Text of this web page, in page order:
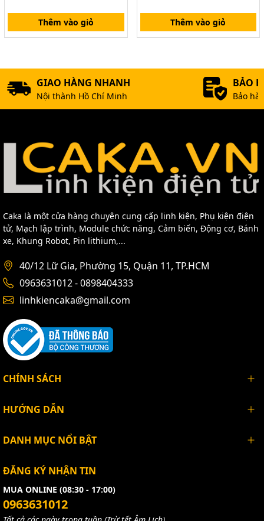
Thêm vào giỏ Thêm vào giỏ
GIAO HÀNG NHANH
Nội thành Hồ Chí Minh
BẢO
Bảo
Caka là một cửa hàng chuyên cung cấp linh kiện, Phụ kiện điện
tử, Mạch lập trình, Module chức năng, Cảm biến, Động cơ, Bánh
xe, Khung Robot, Pin lithium,...
40/12 Lữ Gia, Phường 15, Quận 11, TP.HCM
0963631012 - 0898404333
linhkiencaka@gmail.com
CHÍNH SÁCH
HƯỚNG DẪN
DANH MỤC NỔI BẬT
ĐĂNG KÝ NHẬN TIN
MUA ONLINE (08:30 - 17:00)
0963631012